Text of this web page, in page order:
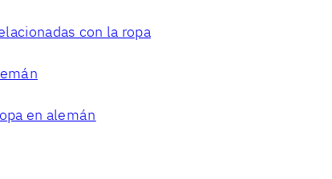
con la ropa
en alemán